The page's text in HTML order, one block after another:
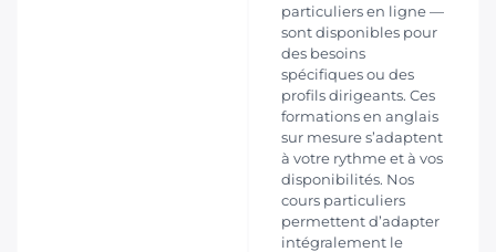
particuliers en ligne —
sont disponibles pour
des besoins
spécifiques ou des
profils dirigeants. Ces
formations en anglais
sur mesure s’adaptent
à votre rythme et à vos
disponibilités. Nos
cours particuliers
permettent d’adapter
intégralement le